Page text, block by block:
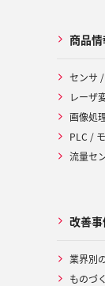
商品
センサ
レーザ
画像処
PLC /
流量セ
改善
業界別
ものづ